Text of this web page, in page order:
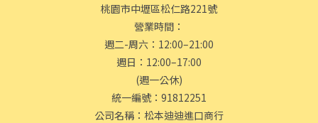
桃園市中壢區松仁路221號
營業時間：
週二-周六：12:00–21:00
週日：12:00–17:00
(週一公休)
統一編號：91812251
公司名稱：松本迪迪進口商行